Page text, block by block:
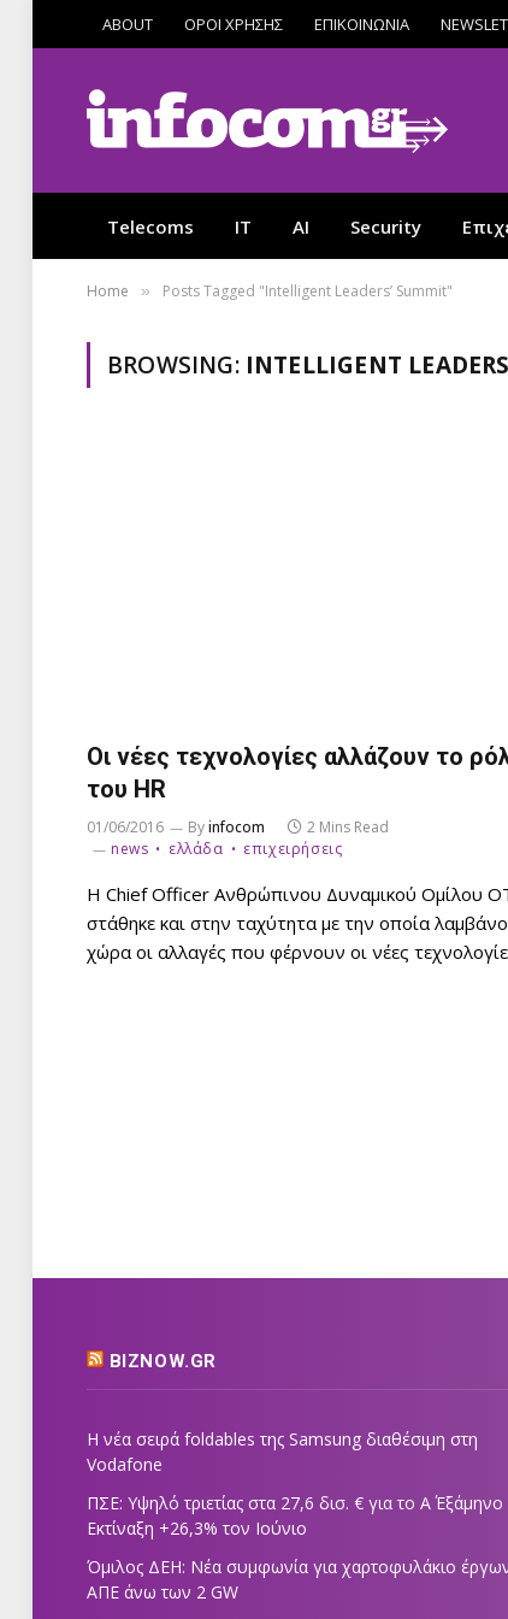
ABOUT ΟΡΟΙ ΧΡΗΣΗΣ ΕΠΙΚΟΙΝΩΝΙΑ
Telecoms IT AI Security
Home » Posts Tagged "Intelligent Leaders’ Summit"
BROWSING: INTELLIGENT
Οι νέες τεχνολογίες αλλάζουν το
του HR
01/06/2016 Byinfocom
2 Mins Read
news
ελλάδα επιχειρήσεις
Η Chief Officer Ανθρώπινου Δυναμικού Ομίλου
στάθηκε και στην ταχύτητα με την οποία
χώρα οι αλλαγές που φέρνουν οι νέες
BIZNOW.GR
Η νέα σειρά foldables της Samsung διαθέσιμη στη
Vodafone
ΠΣΕ: Υψηλό τριετίας στα 27,6 δισ. € για το Α΄ Εξάμηνο
Εκτίναξη +26,3% τον Ιούνιο
Όμιλος ΔΕΗ: Νέα συμφωνία για χαρτοφυλάκιο
ΑΠΕ άνω των 2 GW